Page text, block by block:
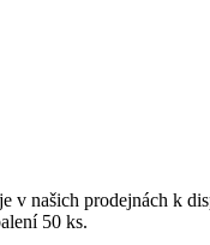
v našich prodejnách k
50 ks.